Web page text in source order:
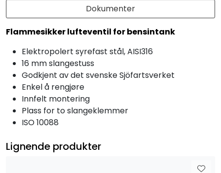
Dokumenter
Flammesikker lufteventil for bensintank
Elektropolert syrefast stål, AISI316
16 mm slangestuss
Godkjent av det svenske Sjöfartsverket
Enkel å rengjøre
Innfelt montering
Plass for to slangeklemmer
ISO 10088
Lignende produkter